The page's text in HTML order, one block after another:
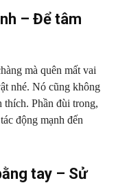
– Để tâm
mà quên mất vai
nhé. Nó cũng không
thích. Phần đùi trong,
động mạnh đến
tay – Sử